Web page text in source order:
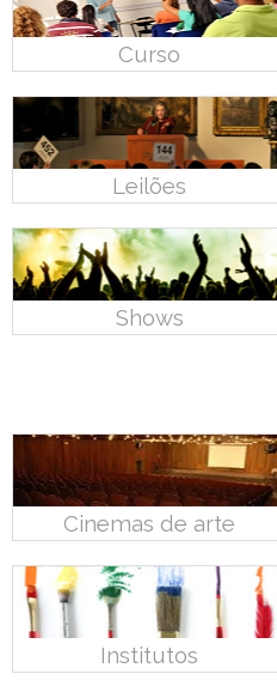
Curso
Leilões
Shows
Cinemas de arte
Institutos